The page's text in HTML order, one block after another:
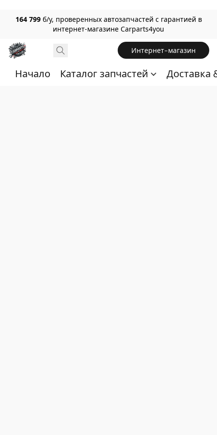
164 799 б/у, проверенных автозапчастей с гарантией в
интернет-магазине Carparts4you
Интернет-магазин
Начало Каталог запчастей Доставка